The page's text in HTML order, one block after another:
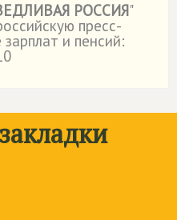
РОССИЯ"
пресс-
и пенсий: